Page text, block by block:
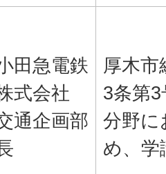
田急電鉄
式会社
通企画部
厚木市
3条第
分野に
め、学